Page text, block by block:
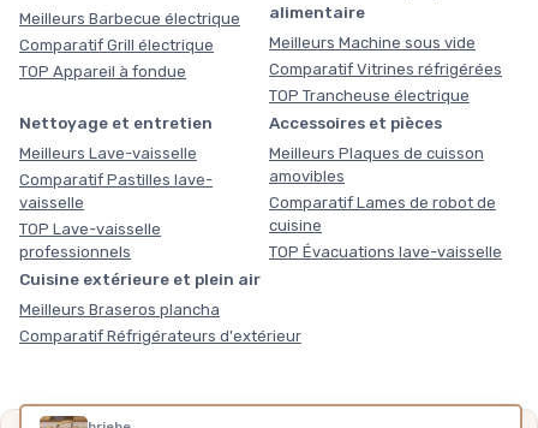
Meilleurs Barbecue électrique
Comparatif Grill électrique
TOP Appareil à fondue
alimentaire
Meilleurs Machine sous vide
Comparatif Vitrines réfrigérées
TOP Trancheuse électrique
Nettoyage et entretien
Meilleurs Lave-vaisselle
Comparatif Pastilles lave-
vaisselle
TOP Lave-vaisselle
professionnels
Accessoires et pièces
Meilleurs Plaques de cuisson
amovibles
Comparatif Lames de robot de
cuisine
TOP Évacuations lave-vaisselle
Cuisine extérieure et plein air
Meilleurs Braseros plancha
Comparatif Réfrigérateurs d'extérieur